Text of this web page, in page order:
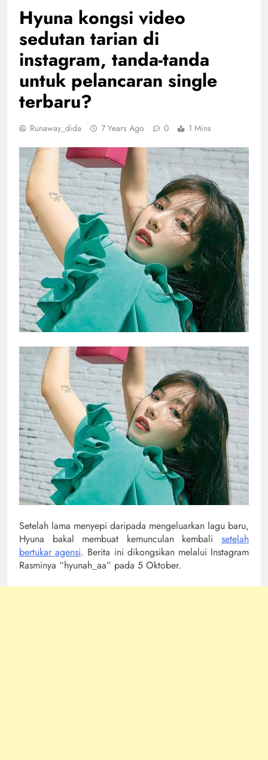
Hyuna kongsi video
sedutan tarian di
instagram, tanda-tanda
untuk pelancaran single
terbaru?
Runaway_dida 7 Years Ago 0 1 Mins
Setelah lama menyepi daripada mengeluarkan lagu baru,
Hyuna bakal membuat kemunculan kembali setelah
bertukar agensi. Berita ini dikongsikan melalui Instagram
Rasminya “hyunah_aa” pada 5 Oktober.